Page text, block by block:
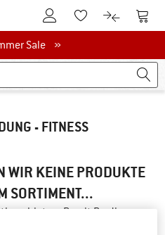
Zum KundenkontoZum Merkzettel.
Zum Zum
SaleSale »
- FITNESS
WIR KEINE PRODUKTE
SORTIMENT...
bieten. Damit Du diese